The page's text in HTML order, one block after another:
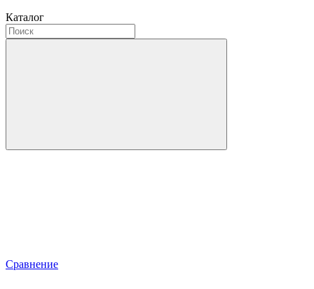
Каталог
Сравнение